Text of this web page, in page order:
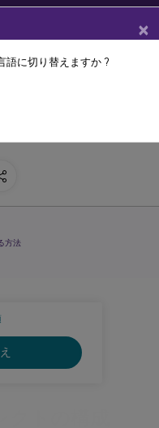
2303
クトの構成
方法
×
語に切り替えますか ?